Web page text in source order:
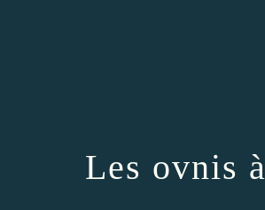
Les ovnis